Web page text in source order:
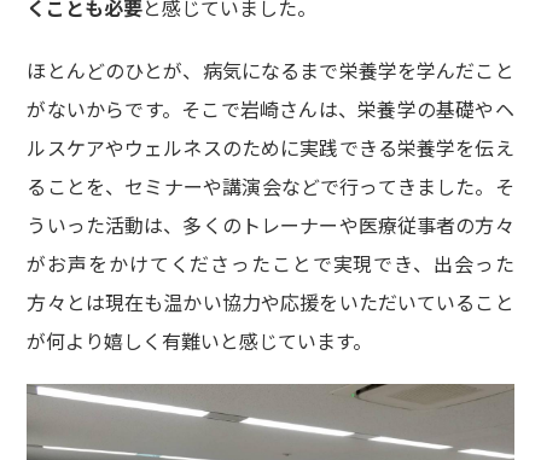
くことも必要と感じていました。
ほとんどのひとが、病気になるまで栄養学を学んだこと
がないからです。そこで岩崎さんは、栄養学の基礎やヘ
ルスケアやウェルネスのために実践できる栄養学を伝え
ることを、セミナーや講演会などで行ってきました。そ
ういった活動は、多くのトレーナーや医療従事者の方々
がお声をかけてくださったことで実現でき、出会った
方々とは現在も温かい協力や応援をいただいていること
が何より嬉しく有難いと感じています。